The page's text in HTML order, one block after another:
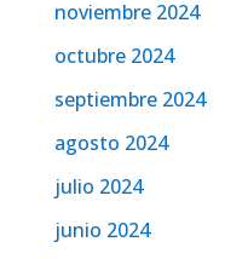
noviembre 2024
octubre 2024
septiembre 2024
agosto 2024
julio 2024
junio 2024